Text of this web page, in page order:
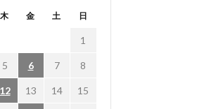
木 金 土 日
1
5 6 7 8
12 13 14 15